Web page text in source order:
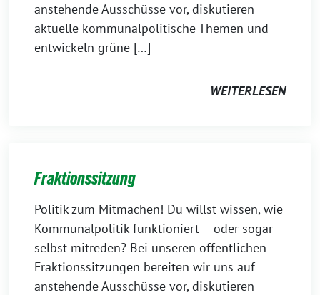
anstehende Ausschüsse vor, diskutieren
aktuelle kommunalpolitische Themen und
entwickeln grüne […]
WEITERLESEN
Fraktionssitzung
Politik zum Mitmachen! Du willst wissen, wie
Kommunalpolitik funktioniert – oder sogar
selbst mitreden? Bei unseren öffentlichen
Fraktionssitzungen bereiten wir uns auf
anstehende Ausschüsse vor, diskutieren